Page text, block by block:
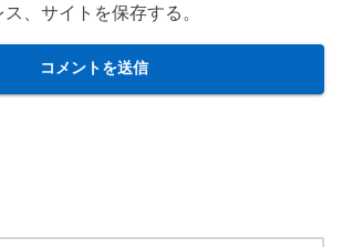
、サイトを保存する。